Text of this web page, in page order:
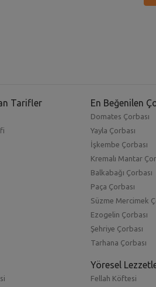
Tarifler En Beğenilen
Domates Çorbası
Yayla Çorbası
İşkembe Çorbası
Kremalı Mantar
Balkabağı Çorbası
Paça Çorbası
Süzme Mercimek
Ezogelin Çorbası
Şehriye Çorbası
Tarhana Çorbası
Yöresel
Fellah Köftesi